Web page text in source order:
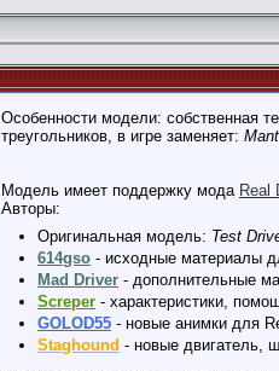
Особенности модели: собственная
треугольников, в игре заменяет:
Модель имеет поддержку мода Real
Авторы:
Оригинальная модель: Test
614gso - исходные материалы
Mad Driver - дополнительные
Screper - характеристики,
GOLOD55 - новые анимки для
Staghound - новые двигатель,